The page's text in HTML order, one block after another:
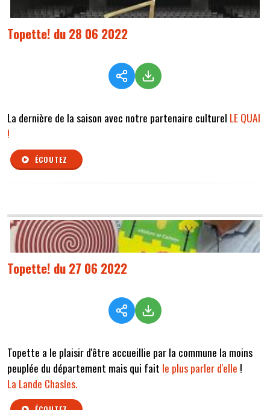
Topette! du 28 06 2022
La dernière de la saison avec notre partenaire culturel LE QUAI
!
ÉCOUTEZ
Topette! du 27 06 2022
Topette a le plaisir d'être accueillie par la commune la moins
peuplée du département mais qui fait le plus parler d'elle !
La Lande Chasles.